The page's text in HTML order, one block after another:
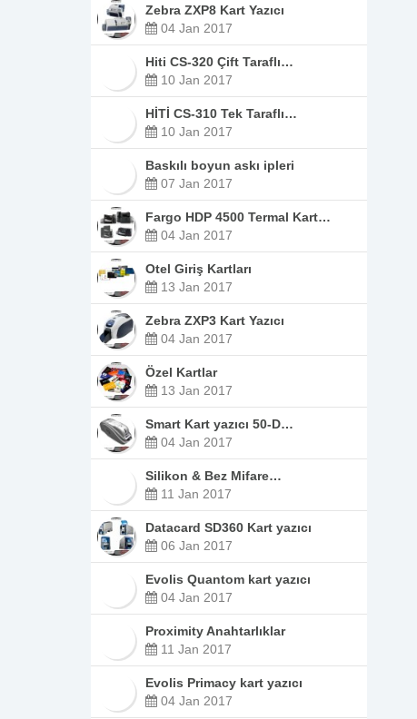
Zebra ZXP8 Kart Yazıcı
04 Jan 2017
Hiti CS-320 Çift Taraflı…
10 Jan 2017
HİTİ CS-310 Tek Taraflı…
10 Jan 2017
Baskılı boyun askı ipleri
07 Jan 2017
Fargo HDP 4500 Termal Kart…
04 Jan 2017
Otel Giriş Kartları
13 Jan 2017
Zebra ZXP3 Kart Yazıcı
04 Jan 2017
Özel Kartlar
13 Jan 2017
Smart Kart yazıcı 50-D…
04 Jan 2017
Silikon & Bez Mifare…
11 Jan 2017
Datacard SD360 Kart yazıcı
06 Jan 2017
Evolis Quantom kart yazıcı
04 Jan 2017
Proximity Anahtarlıklar
11 Jan 2017
Evolis Primacy kart yazıcı
04 Jan 2017